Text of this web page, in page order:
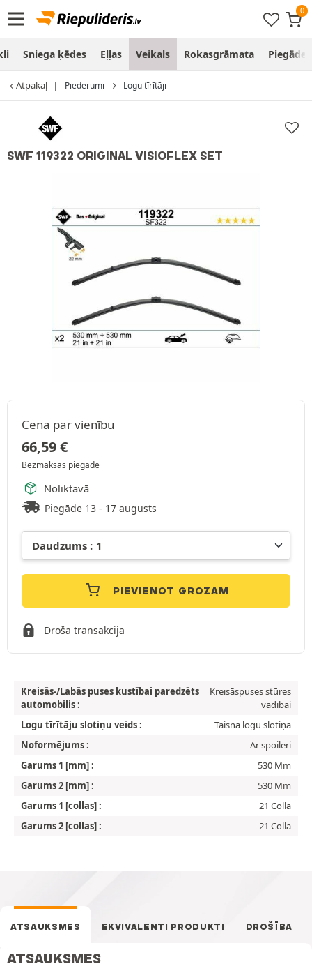
Sniega ķēdes Eļļas Veikals Rokasgrāmata Piegāde
Atpakaļ Piederumi Logu tīrītāji
SWF 119322 ORIGINAL VISIOFLEX SET
Cena par vienību
66,59€
Bezmaksas piegāde
Noliktavā
Piegāde 13 - 17 augusts
PIEVIENOT GROZAM
Droša transakcija
Kreisās-/Labās puses kustībai paredzēts
automobilis :
Kreisāspuses stūres
vadībai
Logu tīrītāju slotiņu veids :
Taisna logu slotiņa
Noformējums :
Ar spoileri
Garums 1 [mm] :
530 Mm
Garums 2 [mm] :
530 Mm
Garums 1 [collas] :
21 Colla
Garums 2 [collas] :
21 Colla
ATSAUKSMES EKVIVALENTI PRODUKTI DROŠĪBA
ATSAUKSMES